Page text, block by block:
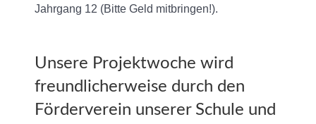
Jahrgang 12 (Bitte Geld mitbringen!).
Unsere Projektwoche wird
freundlicherweise durch den
Förderverein unserer Schule und